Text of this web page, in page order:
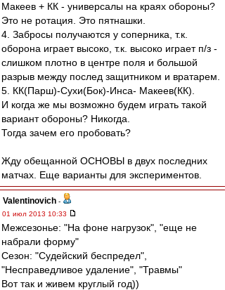
Макеев + КК - универсалы на краях обороны?
Это не ротация. Это пятнашки.
4. Забросы получаются у соперника, т.к.
оборона играет высоко, т.к. высоко играет п/з -
слишком плотно в центре поля и большой
разрыв между послед защитником и вратарем.
5. КК(Парш)-Сухи(Бок)-Инса- Макеев(КК).
И когда же мы возможно будем играть такой
вариант обороны? Никогда.
Тогда зачем его пробовать?
Жду обещанной ОСНОВЫ в двух последних
матчах. Еще варианты для экспериментов.
Valentinovich -
01 июл 2013 10:33
Межсезонье: "На фоне нагрузок", "еще не
набрали форму"
Сезон: "Судейский беспредел",
"Несправедливое удаление", "Травмы"
Вот так и живем круглый год))